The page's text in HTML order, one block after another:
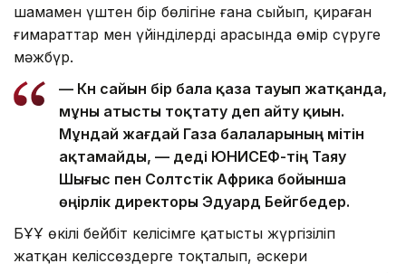
шамамен үштен бір бөлігіне ғана сыйып, қираған
ғимараттар мен үйінділердің арасында өмір сүруге
мәжбүр.
— Күн сайын бір бала қаза тауып жатқанда,
мұны атысты тоқтату деп айту қиын.
Мұндай жағдай Газа балаларының үмітін
ақтамайды, — деді ЮНИСЕФ-тің Таяу
Шығыс пен Солтүстік Африка бойынша
өңірлік директоры Эдуард Бейгбедер.
БҰҰ өкілі бейбіт келісімге қатысты жүргізіліп
жатқан келіссөздерге тоқталып, әскери